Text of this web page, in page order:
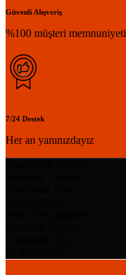
Güvenli Alışveriş
%100 müşteri memnuniyeti
7/24 Destek
Her an yanınızdayız